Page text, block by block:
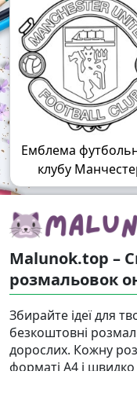
Емблема
клубу
Malunok.top –
розмальовок
Збирайте ідеї для
безкоштовні
дорослих. Кожну
форматі А4 і